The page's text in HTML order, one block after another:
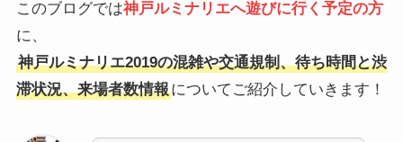
このブログでは神戸ルミナリエへ遊びに行く予定の方
に、
神戸ルミナリエ2019の混雑や交通規制、待ち時間と渋
滞状況、来場者数情報についてご紹介していきます！